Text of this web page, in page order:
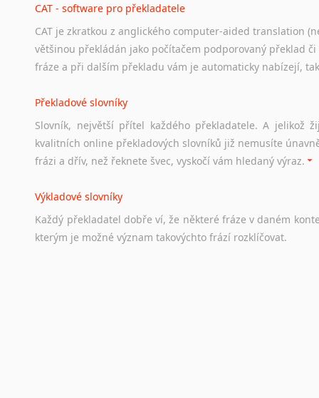
Studium v Austrálii
Soubor odkazů užitečných všem, kteří uvažují o studiu v
a zázemí, australské univerzity a samozřejmě i osobní
Práce v Austrálii
Odkazy poskytující cenné informace nekomerčního
hledat práci na internetu případně osobní zkušenosti
Hledáte-li
práci
stejná obecná pravidla, jako pro český životopis. Tak dost
CAT - software pro překladatele
CAT je zkratkou z anglického computer-aided translation
většinou překládán jako počítačem podporovaný překlad
fráze a při dalším překladu vám je automaticky nabízejí,
Překladové slovníky
Slovník, největší přítel každého překladatele. A jelikož
kvalitních online překladových slovníků již nemusíte
frázi a dřív, než řeknete švec, vyskočí vám hledaný výraz.
Výkladové slovníky
Každý překladatel dobře ví, že některé fráze v daném
kterým je možné význam takovýchto frází rozklíčovat.